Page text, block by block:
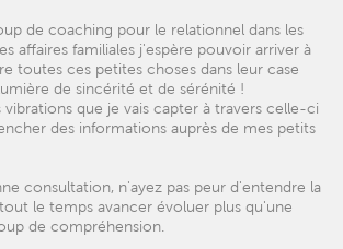
de coaching pour le relationnel dans les
affaires familiales j'espère pouvoir arriver à
toutes ces petites choses dans leur case
de sincérité et de sérénité !
que je vais capter à travers celle-ci
des informations auprès de mes petits
consultation, n'ayez pas peur d'entendre la
le temps avancer évoluer plus qu'une
de compréhension.